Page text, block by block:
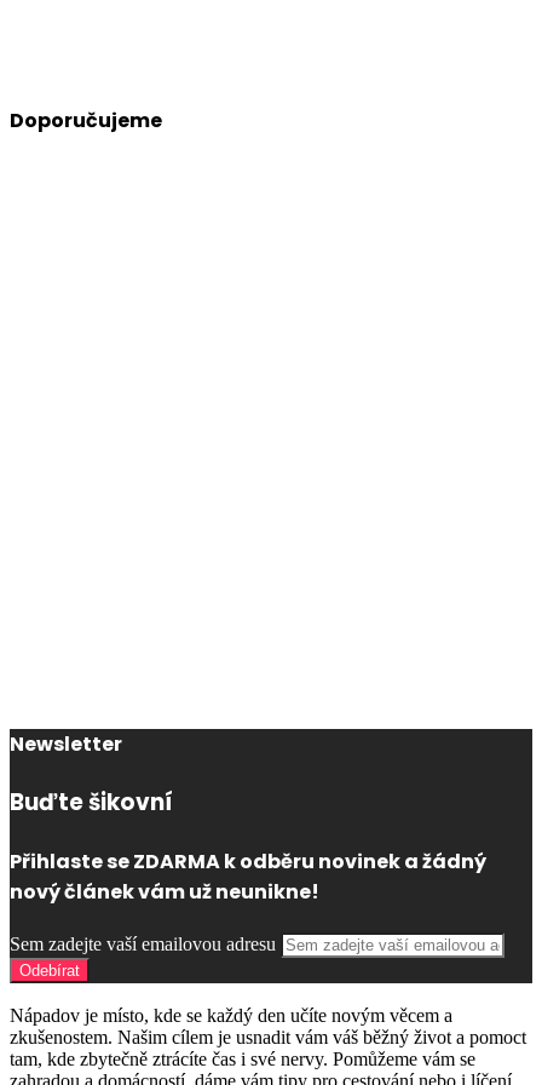
Doporučujeme
Newsletter
Buďte šikovní
Přihlaste se ZDARMA k odběru novinek a žádný
nový článek vám už neunikne!
Sem zadejte vaší emailovou adresu
Nápadov je místo, kde se každý den učíte novým věcem a
zkušenostem. Našim cílem je usnadit vám váš běžný život a pomoct
tam, kde zbytečně ztrácíte čas i své nervy. Pomůžeme vám se
zahradou a domácností, dáme vám tipy pro cestování nebo i líčení.